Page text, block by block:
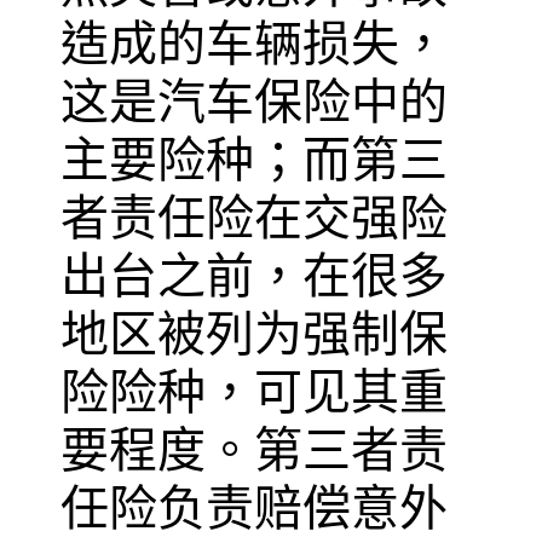
造成的车辆损失，
这是汽车保险中的
主要险种；而第三
者责任险在交强险
出台之前，在很多
地区被列为强制保
险险种，可见其重
要程度。第三者责
任险负责赔偿意外